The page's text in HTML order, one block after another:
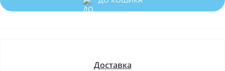
Доставка